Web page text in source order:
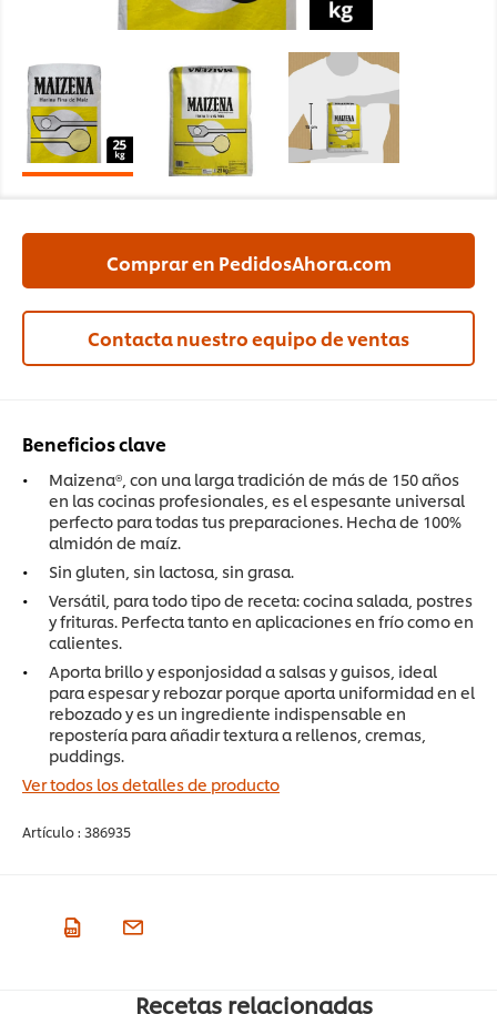
Beneficios clave
Maizena®, con una larga tradición de más de 150 años
en las cocinas profesionales, es el espesante universal
perfecto para todas tus preparaciones. Hecha de 100%
almidón de maíz.
Sin gluten, sin lactosa, sin grasa.
Versátil, para todo tipo de receta: cocina salada, postres
y frituras. Perfecta tanto en aplicaciones en frío como en
calientes.
Aporta brillo y esponjosidad a salsas y guisos, ideal
para espesar y rebozar porque aporta uniformidad en el
rebozado y es un ingrediente indispensable en
repostería para añadir textura a rellenos, cremas,
puddings.
Ver todos los detalles de producto
Artículo : 386935
Comprar en PedidosAhora.com
Contacta nuestro equipo de ventas
Recetas relacionadas